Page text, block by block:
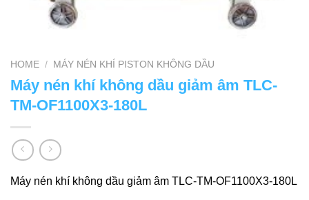
HOME / MÁY NÉN KHÍ PISTON KHÔNG DẦU
Máy nén khí không dầu giảm âm TLC-
TM-OF1100X3-180L
Máy nén khí không dầu giảm âm TLC-TM-OF1100X3-180L